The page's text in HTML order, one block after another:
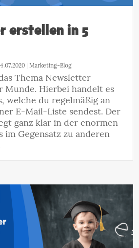
erstellen in 5
Marketing-Blog
Thema Newsletter
Munde. Hierbei handelt es
welche du regelmäßig an
E-Mail-Liste sendest. Der
ganz klar in der enormen
im Gegensatz zu anderen